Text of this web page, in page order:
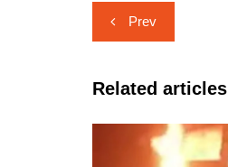
Post
navigation
Prev
Related articles